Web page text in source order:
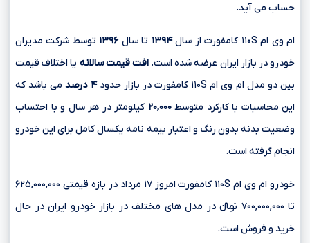
حساب می آید.
ام وی ام ۱۱۰S کامفورت از سال ۱۳۹۴ تا سال۱۳۹۶ توسط شرکت مدیران
خودرو در بازار ایران عرضه شده است.افت قیمت سالانه یا اختلاف قیمت
بین دو مدل ام وی ام ۱۱۰S کامفورت در بازار حدود
۴ درصد
می باشد که
این محاسبات با کارکرد متوسط۲۰,۰۰۰ کیلومتر در هر سال و با احتساب
وضعیت بدنه بدون رنگ و اعتبار بیمه نامه یکسال کامل برای این خودرو
انجام گرفته است.
خودرو ام وی ام ۱۱۰S کامفورت امروز ۱۷ مرداد در بازه قیمتی ۶۲۵,۰۰۰,۰۰۰
تا ۷۰۰,۰۰۰,۰۰۰ تومانءءء در مدل های مختلف در بازار خودرو ایران در حال
خرید و فروش است.